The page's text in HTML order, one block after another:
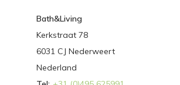
Bath&Living
Kerkstraat 78
6031 CJ Nederweert
Nederland